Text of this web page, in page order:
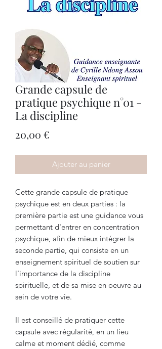
Grande capsule de
pratique psychique n°01 -
La discipline
20,00 €
Ajouter au panier
Cette grande capsule de pratique
psychique est en deux parties : la
première partie est une guidance vous
permettant d'entrer en concentration
psychique, afin de mieux intégrer la
seconde partie, qui consiste en un
enseignement spirituel de soutien sur
l'importance de la discipline
spirituelle, et de sa mise en oeuvre au
sein de votre vie.
Il est conseillé de pratiquer cette
capsule avec régularité, en un lieu
calme et moment dédié, comme